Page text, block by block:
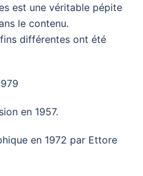
est une véritable pépite
le contenu.
différentes ont été
en 1957.
en 1972 par Ettore